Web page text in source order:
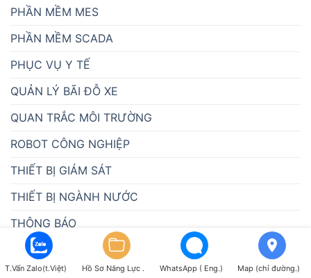
PHẦN MỀM MES
PHẦN MỀM SCADA
PHỤC VỤ Y TẾ
QUẢN LÝ BÃI ĐỖ XE
QUAN TRẮC MÔI TRƯỜNG
ROBOT CÔNG NGHIỆP
THIẾT BỊ GIÁM SÁT
THIẾT BỊ NGÀNH NƯỚC
THÔNG BÁO
TỰ ĐỘNG HÓA
T.Vấn Zalo(t.Việt) Hồ Sơ Năng Lực . WhatsApp ( Eng.) Map (chỉ đường.)